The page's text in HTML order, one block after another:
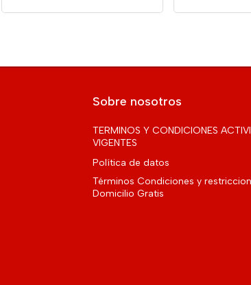
Sobre nosotros
TERMINOS Y CONDICIONES
VIGENTES
Política de datos
Términos Condiciones y
Domicilio Gratis